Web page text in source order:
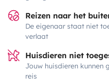
Reizen naar het
De eigenaar staat niet
verlaat
Huisdieren niet
Jouw huisdieren kunnen
reis